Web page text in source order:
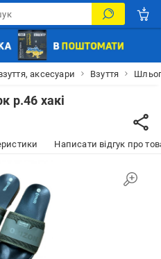
аксесуари Взуття
р.46 хакі
Написати відгук про